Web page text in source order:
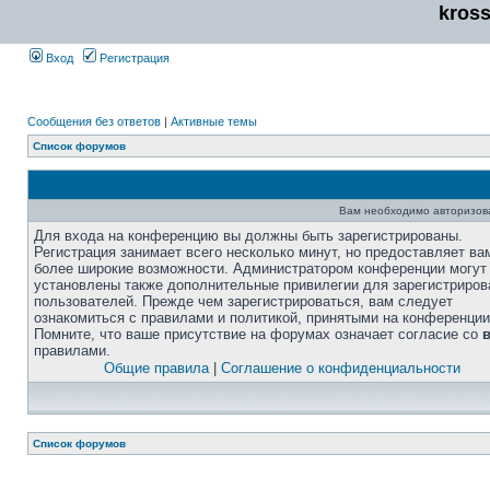
Вход Регистрация
Сообщения без ответов | Активные темы
Список форумов
Вам необходимо
Для входа на конференцию вы должны быть зарегистрированы.
Регистрация занимает всего несколько минут, но предоставляет
более широкие возможности. Администратором конференции
установлены также дополнительные привилегии для
пользователей. Прежде чем зарегистрироваться, вам следует
ознакомиться с правилами и политикой, принятыми на
Помните, что ваше присутствие на форумах означает согласие со
правилами.
Общие правила| Соглашение о конфиденциальности
Список форумов